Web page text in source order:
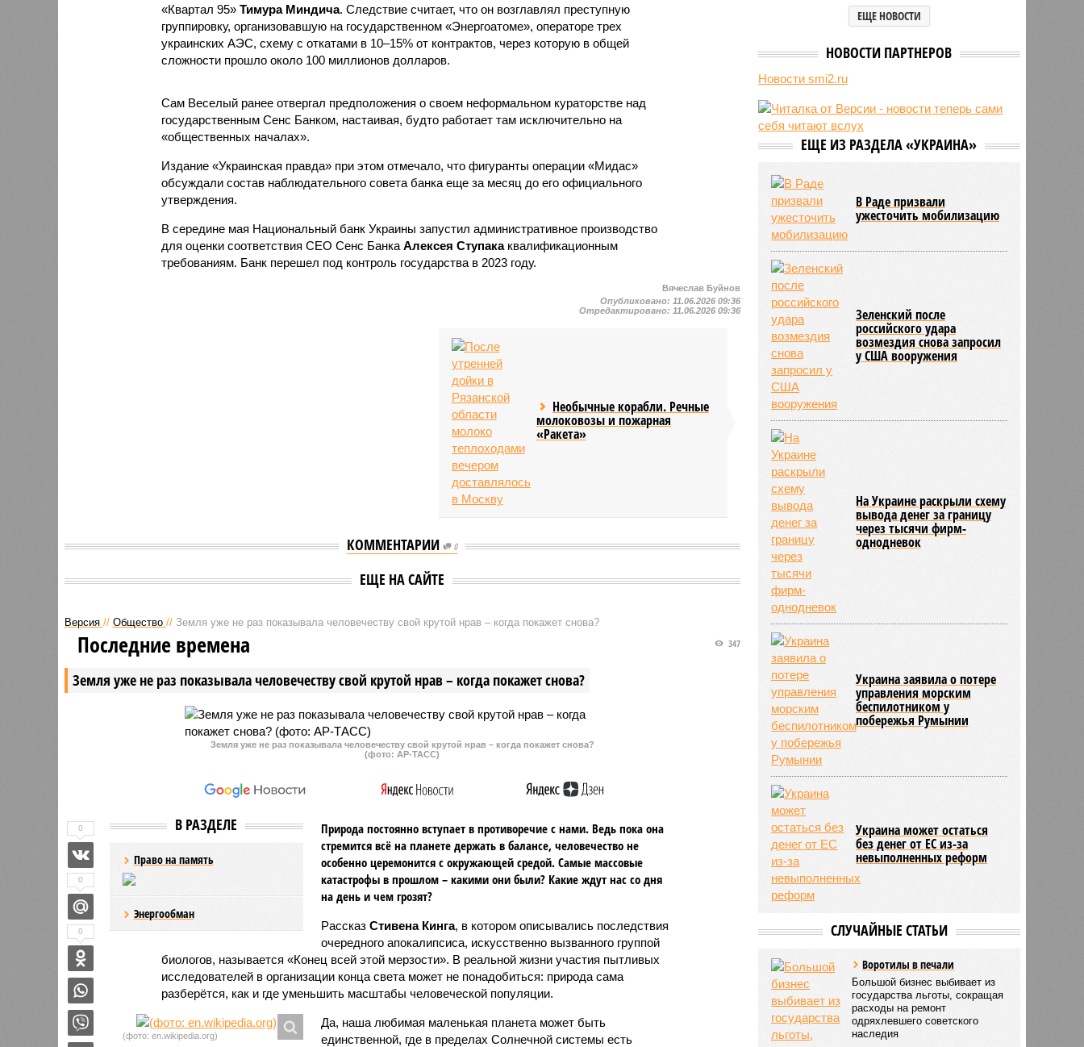
«Квартал 95» Тимура Миндича. Следствие считает, что он возглавлял преступную
группировку, организовавшую на государственном «Энергоатоме», операторе трех
украинских АЭС, схему с откатами в 10–15% от контрактов, через которую в общей
сложности прошло около 100 миллионов долларов.
Сам Веселый ранее отвергал предположения о своем неформальном кураторстве над
государственным Сенс Банком, настаивая, будто работает там исключительно на
«общественных началах».
Издание «Украинская правда» при этом отмечало, что фигуранты операции «Мидас»
обсуждали состав наблюдательного совета банка еще за месяц до его официального
утверждения.
В середине мая Национальный банк Украины запустил административное производство
для оценки соответствия CEO Сенс Банка Алексея Ступакаквалификационным
требованиям. Банк перешел под контроль государства в 2023 году.
Вячеслав Буйнов
Опубликовано: 11.06.2026 09:36
Отредактировано: 11.06.2026 09:36
Необычные корабли. Речные
молоковозы и пожарная
«Ракета»
КОММЕНТАРИИ 0
ЕЩЕ НА САЙТЕ
Версия // Общество // Земля уже не раз показывала человечеству свой крутой нрав – когда покажет снова?
Земля уже не раз показывала человечеству свой крутой нрав – когда покажет снова?
347
Последние времена
Земля уже не раз показывала человечеству свой крутой нрав – когда покажет снова?
(фото: АР-ТАСС)
В РАЗДЕЛЕ
Право на память
Энергообман
Природа постоянно вступает в противоречие с нами. Ведь пока она
стремится всё на планете держать в балансе, человечество не
особенно церемонится с окружающей средой. Самые массовые
катастрофы в прошлом – какими они были? Какие ждут нас со дня
на день и чем грозят?
Рассказ Стивена Кинга, в котором описывались последствия
очередного апокалипсиса, искусственно вызванного группой
биологов, называется «Конец всей этой мерзости». В реальной жизни участия пытливых
исследователей в организации конца света может не понадобиться: природа сама
разберётся, как и где уменьшить масштабы человеческой популяции.
(фото: en.wikipedia.org)
Да, наша любимая маленькая планета может быть
единственной, где в пределах Солнечной системы есть
0
0
0
Учёные назвали неожиданный
способ снизить риск развития
11:39
В европейских аэропортах
отключили систему биометрии на
11:14
Люксембург обвинил Евросоюз во
взятии «в заложники» Шенгена
11:04
Генконсульство Испании
ЕЩЕ НОВОСТИ
НОВОСТИ ПАРТНЕРОВ
Новости smi2.ru
ЕЩЕ ИЗ РАЗДЕЛА «УКРАИНА»
В Раде призвали
ужесточить мобилизацию
Зеленский после
российского удара
возмездия снова запросил
у США вооружения
На Украине раскрыли схему
вывода денег за границу
через тысячи фирм-
однодневок
Украина заявила о потере
управления морским
беспилотником у
побережья Румынии
Украина может остаться
без денег от ЕС из-за
невыполненных реформ
СЛУЧАЙНЫЕ СТАТЬИ
Воротилы в печали
Большой бизнес выбивает из
государства льготы, сокращая
расходы на ремонт
одряхлевшего советского
наследия